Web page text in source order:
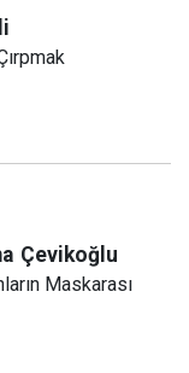
Çevikoğlu
Maskarası